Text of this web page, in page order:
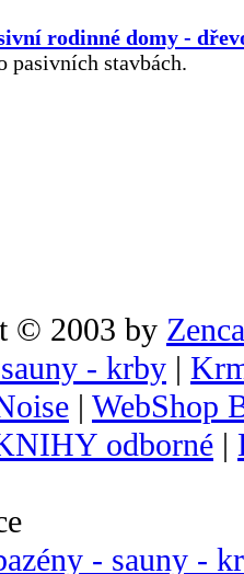
rodinné domy -
pasivních stavbách.
© 2003 by
- krby |
| WebShop
odborné |
- sauny -